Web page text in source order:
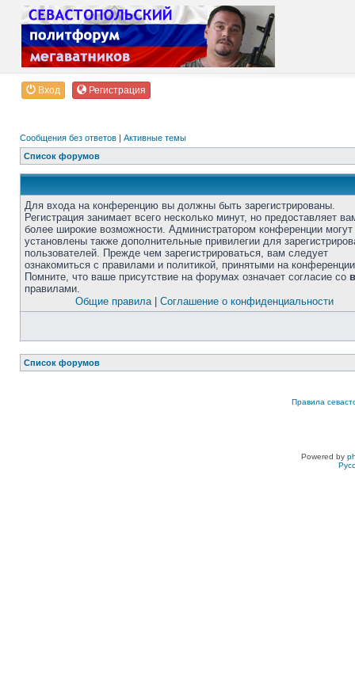
Вход Регистрация
Сообщения без ответов | Активные темы
Список форумов
Для входа на конференцию вы должны быть зарегистрированы.
Регистрация занимает всего несколько минут, но предоставляет
более широкие возможности. Администратором конференции
установлены также дополнительные привилегии для
пользователей. Прежде чем зарегистрироваться, вам следует
ознакомиться с правилами и политикой, принятыми на
Помните, что ваше присутствие на форумах означает согласие со
правилами.
Общие правила| Соглашение о конфиденциальности
Список форумов
Правила
Powered by